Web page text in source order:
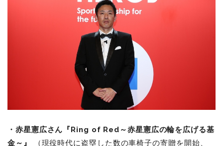
・赤星憲広さん『Ring of Red～赤星憲広の輪を広げる基
金～』
（現役時代に盗塁した数の車椅子の寄贈を開始、